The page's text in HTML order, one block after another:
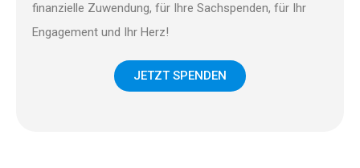
finanzielle Zuwendung, für Ihre Sachspenden, für Ihr
Engagement und Ihr Herz!
JETZT SPENDEN